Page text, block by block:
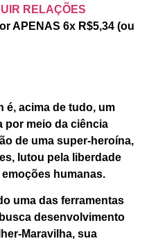
RELAÇÕES
APENAS 6x R$5,34 (ou
é, acima de tudo, um
por meio da ciência
de uma super-heroína,
lutou pela liberdade
humanas.
uma das ferramentas
desenvolvimento
Maravilha, sua